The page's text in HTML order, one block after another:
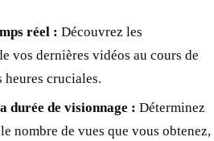
réel : Découvrez les
vos dernières vidéos au cours de
heures cruciales.
durée de visionnage : Déterminez
nombre de vues que vous obtenez,